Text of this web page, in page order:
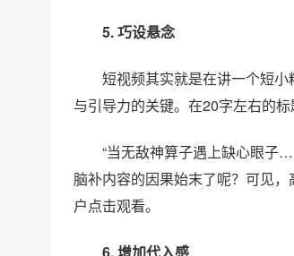
5. 巧设悬念
短视频其实就是在讲一个短
与引导力的关键。在20字左右的
“当无敌神算子遇上缺心眼子
脑补内容的因果始末了呢？可见
户点击观看。
6. 增加代入感